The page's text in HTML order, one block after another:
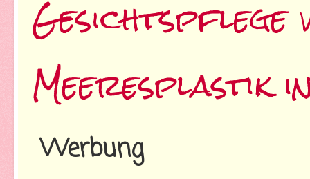
Meeresplastik
Werbung